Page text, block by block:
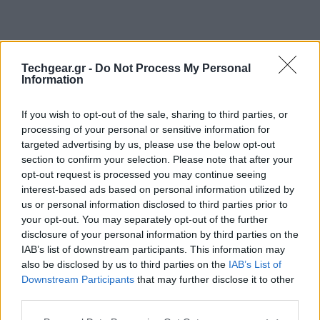
Techgear.gr - Do Not Process My Personal
Information
If you wish to opt-out of the sale, sharing to third parties, or
processing of your personal or sensitive information for
targeted advertising by us, please use the below opt-out
section to confirm your selection. Please note that after your
opt-out request is processed you may continue seeing
interest-based ads based on personal information utilized by
us or personal information disclosed to third parties prior to
your opt-out. You may separately opt-out of the further
disclosure of your personal information by third parties on the
IAB’s list of downstream participants. This information may
also be disclosed by us to third parties on the IAB’s List of
Downstream Participants that may further disclose it to other